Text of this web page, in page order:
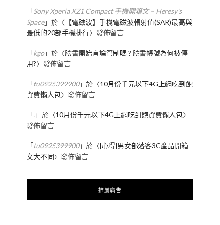
「Sony Xperia XZ1 Compact 手機開箱文 – Heresy's
Space」於〈 【電磁波】手機電磁波輻射值(SAR)最高與
最低的20部手機排行〉發佈留言
「kgo」於〈臉書開始言論管制嗎 ? 臉書帳號為何被停
用?〉發佈留言
「tu0925399900」於〈10月份千元以下4G上網吃到飽
資費懶人包〉發佈留言
「.」於〈10月份千元以下4G上網吃到飽資費懶人包〉
發佈留言
「tu0925399900」於〈[心得]男女部落客3C產品開箱
文大不同〉發佈留言
推薦廣告